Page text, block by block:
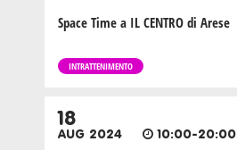
Space Time a IL CENTRO di Arese
INTRATTENIMENTO
18
AUG 2024 10:00-20:00